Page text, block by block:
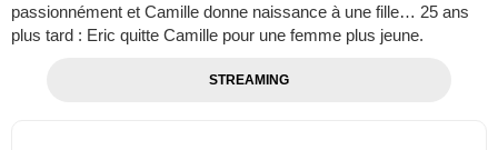
passionnément et Camille donne naissance à une fille… 25 ans
plus tard : Eric quitte Camille pour une femme plus jeune.
STREAMING